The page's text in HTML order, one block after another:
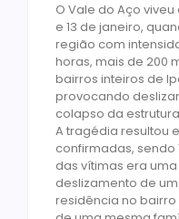
O Vale do Aço
e 13 de janeiro,
região com
horas, mais de 200
bairros inteiros de
provocando
colapso da
A tragédia resultou
confirmadas, sendo
das vítimas era
deslizamento de
residência no bairro